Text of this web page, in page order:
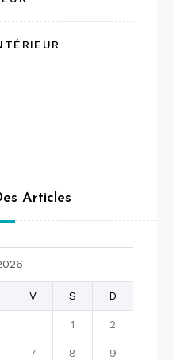
Articles
V S D
1 2
7 8 9